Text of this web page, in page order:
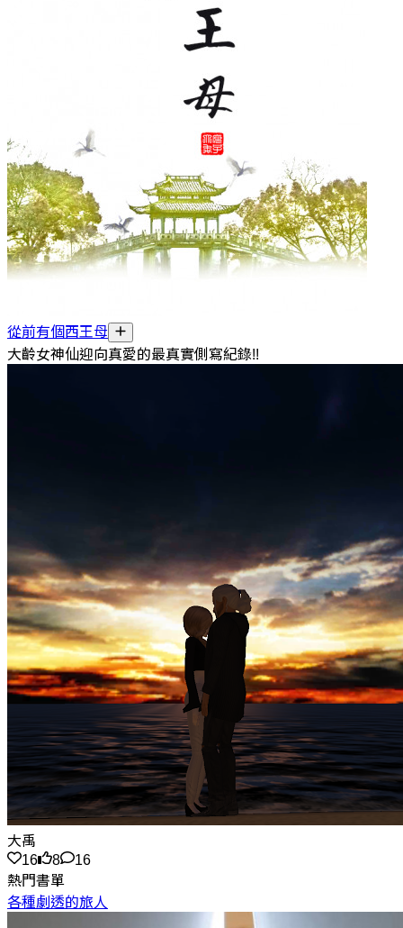
從前有個西王母
大齡女神仙迎向真愛的最真實側寫紀錄!!
大禹
16
8
16
熱門書單
各種劇透的旅人